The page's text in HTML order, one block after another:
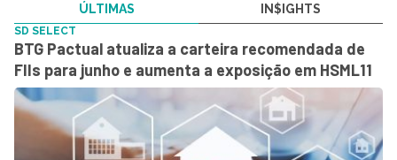
ÚLTIMAS IN$IGHTS
SD SELECT
BTG Pactual atualiza a carteira recomendada de
FIIs para junho e aumenta a exposição em HSML11